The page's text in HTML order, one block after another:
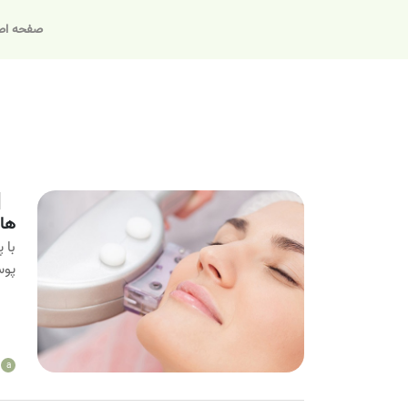
صفحه
a